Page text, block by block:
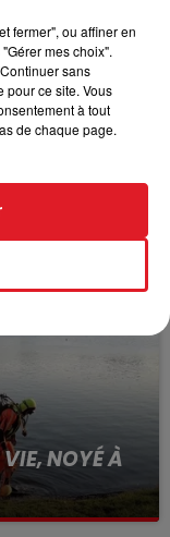
LA...
servait
NOYÉ À
fermer", ou affiner en
mes choix".
sans
pour ce site. Vous
à tout
de chaque page.